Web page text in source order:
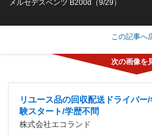
メルセデスベンツ B200d（9/29）
この記事へ
リユース品の回収配送ドライバ
験スタート/学歴不問
株式会社エコランド